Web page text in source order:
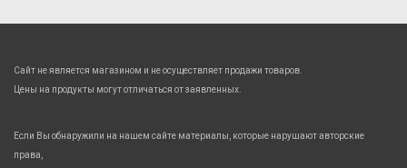
Сайт не является магазином и не осуществляет продажи товаров.
Цены на продукты могут отличаться от заявленных.
Если Вы обнаружили на нашем сайте материалы, которые нарушают авторские
права,